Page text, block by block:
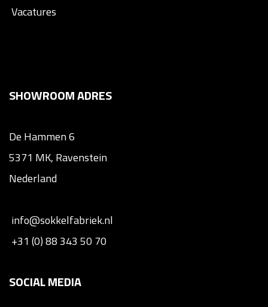
Vacatures
SHOWROOM ADRES
De Hammen 6
5371 MK, Ravenstein
Nederland
info@sokkelfabriek.nl
+31 (0) 88 343 50 70
SOCIAL MEDIA